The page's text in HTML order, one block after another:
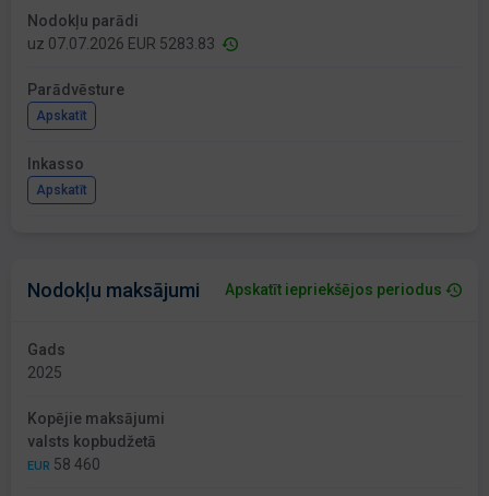
Nodokļu parādi
uz 07.07.2026 EUR 5283.83
Parādvēsture
Apskatīt
Inkasso
Apskatīt
Nodokļu maksājumi Apskatīt iepriekšējos periodus
Gads
2025
Kopējie maksājumi
valsts kopbudžetā
EUR 58 460